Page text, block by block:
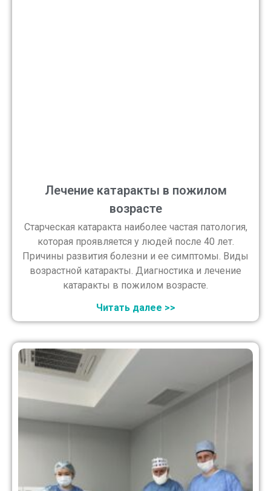
Лечение катаракты в пожилом
возрасте
Старческая катаракта наиболее частая патология,
которая проявляется у людей после 40 лет.
Причины развития болезни и ее симптомы. Виды
возрастной катаракты. Диагностика и лечение
катаракты в пожилом возрасте.
Читать далее >>